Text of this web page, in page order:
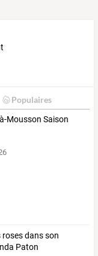
Populaires
Mousson Saison
dans son
Paton